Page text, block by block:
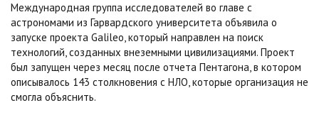
Международная группа исследователей во главе с
астрономами из Гарвардского университета объявила о
запуске проекта Galileo, который направлен на поиск
технологий, созданных внеземными цивилизациями. Проект
был запущен через месяц после отчета Пентагона, в котором
описывалось 143 столкновения с НЛО, которые организация не
смогла объяснить.